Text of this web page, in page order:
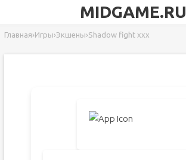
MIDGAME.RU
Главная›Игры›Экшены›Shadow fight xxx